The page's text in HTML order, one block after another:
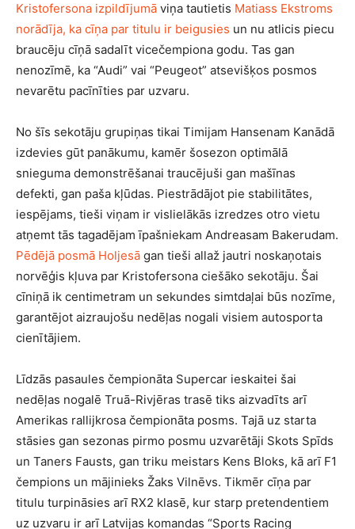
Kristofersona izpildījumā viņa tautietis Matiass Ekstroms
norādīja, ka cīņa par titulu ir beigusies un nu atlicis piecu
braucēju cīņā sadalīt vicečempiona godu. Tas gan
nenozīmē, ka “Audi” vai “Peugeot” atsevišķos posmos
nevarētu pacīnīties par uzvaru.
No šīs sekotāju grupiņas tikai Timijam Hansenam Kanādā
izdevies gūt panākumu, kamēr šosezon optimālā
snieguma demonstrēšanai traucējuši gan mašīnas
defekti, gan paša kļūdas. Piestrādājot pie stabilitātes,
iespējams, tieši viņam ir vislielākās izredzes otro vietu
atņemt tās tagadējam īpašniekam Andreasam Bakerudam.
Pēdējā posmā Holjesā gan tieši allaž jautri noskaņotais
norvēģis kļuva par Kristofersona ciešāko sekotāju. Šai
cīniņā ik centimetram un sekundes simtdaļai būs nozīme,
garantējot aizraujošu nedēļas nogali visiem autosporta
cienītājiem.
Līdzās pasaules čempionāta Supercar ieskaitei šai
nedēļas nogalē Truā-Rivjēras trasē tiks aizvadīts arī
Amerikas rallijkrosa čempionāta posms. Tajā uz starta
stāsies gan sezonas pirmo posmu uzvarētāji Skots Spīds
un Taners Fausts, gan triku meistars Kens Bloks, kā arī F1
čempions un mājinieks Žaks Vilnēvs. Tikmēr cīņa par
titulu turpināsies arī RX2 klasē, kur starp pretendentiem
uz uzvaru ir arī Latvijas komandas “Sports Racing